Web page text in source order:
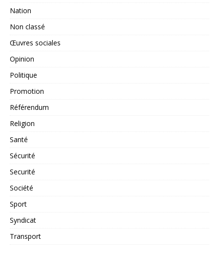
Nation
Non classé
Œuvres sociales
Opinion
Politique
Promotion
Référendum
Religion
Santé
Sécurité
Securité
Société
Sport
Syndicat
Transport